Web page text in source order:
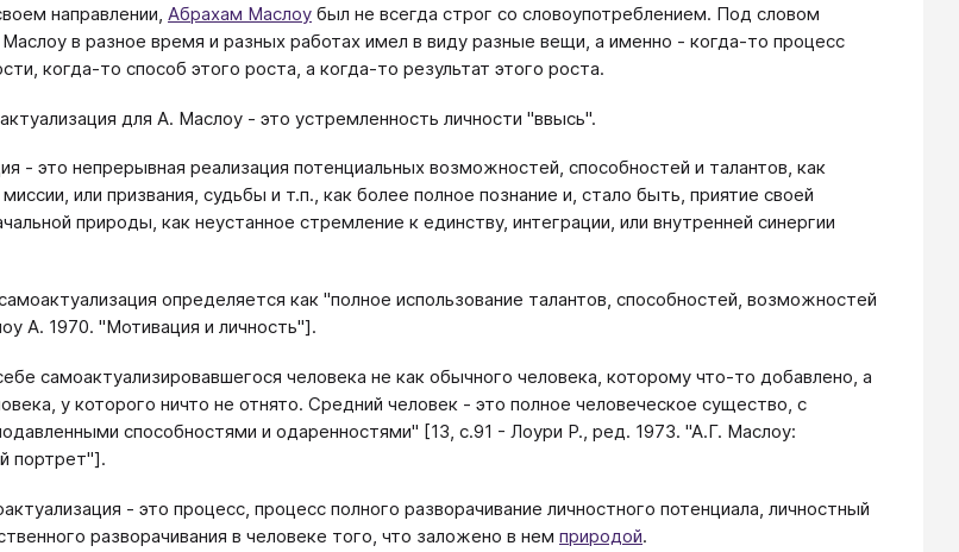
направлении, Абрахам Маслоу был не всегда строг со словоупотреблением. Под словом
в разное время и разных работах имел в виду разные вещи, а именно - когда-то процесс
когда-то способ этого роста, а когда-то результат этого роста.
для А. Маслоу - это устремленность личности "ввысь".
- это непрерывная реализация потенциальных возможностей, способностей и талантов, как
или призвания, судьбы и т.п., как более полное познание и, стало быть, приятие своей
природы, как неустанное стремление к единству, интеграции, или внутренней синергии
определяется как "полное использование талантов, способностей, возможностей
А. 1970. "Мотивация и личность"].
самоактуализировавшегося человека не как обычного человека, которому что-то добавлено, а
у которого ничто не отнято. Средний человек - это полное человеческое существо, с
способностями и одаренностями" [13, с.91 - Лоури Р., ред. 1973. "А.Г. Маслоу:
портрет"].
- это процесс, процесс полного разворачивание личностного потенциала, личностный
разворачивания в человеке того, что заложено в нем природой.